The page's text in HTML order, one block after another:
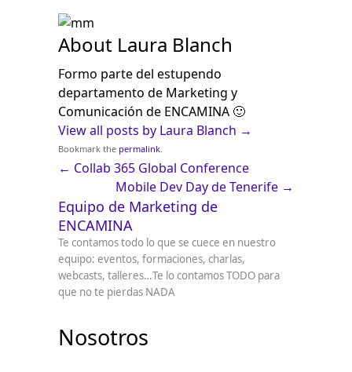
About Laura Blanch
Formo parte del estupendo
departamento de Marketing y
Comunicación de ENCAMINA 🙂
View all posts by Laura Blanch →
Bookmark the permalink
← Collab 365 Global Conference
Mobile Dev Day de Tenerife →
Equipo de Marketing de
ENCAMINA
Te contamos todo lo que se cuece en nuestro
equipo: eventos, formaciones, charlas,
webcasts, talleres…Te lo contamos TODO para
que no te pierdas NADA
Nosotros